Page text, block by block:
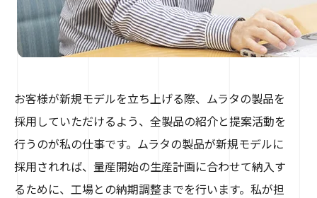
お客様が新規モデルを立ち上げる際、ムラタの製品を
採用していただけるよう、全製品の紹介と提案活動を
行うのが私の仕事です。ムラタの製品が新規モデルに
採用されれば、量産開始の生産計画に合わせて納入す
るために、工場との納期調整までを行います。私が担